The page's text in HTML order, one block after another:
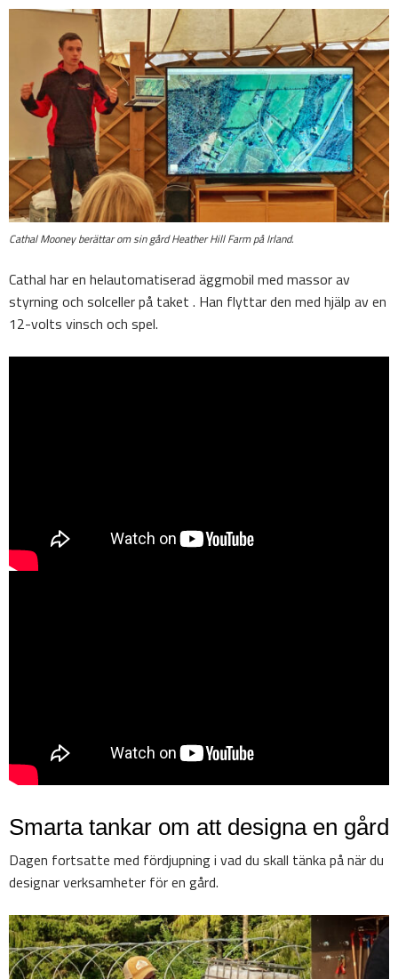
Cathal Mooney berättar om sin gård Heather Hill Farm på Irland.
Cathal har en helautomatiserad äggmobil med massor av
styrning och solceller på taket . Han flyttar den med hjälp av en
12-volts vinsch och spel.
Smarta tankar om att designa en gård
Dagen fortsatte med fördjupning i vad du skall tänka på när du
designar verksamheter för en gård.